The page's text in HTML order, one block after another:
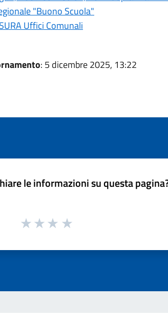
"Buono Scuola"
Uffici Comunali
: 5 dicembre 2025, 13:22
le informazioni su questa